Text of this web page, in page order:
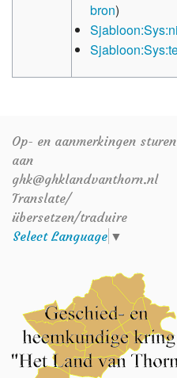
bron)
Op- en aanmerkingen sturen
aan
ghk@ghklandvanthorn.nl
Translate/
übersetzen/traduire
Select Language ▼